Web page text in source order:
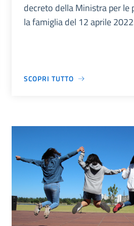
decreto della Ministra per le
la famiglia del 12 aprile
SCOPRI TUTTO